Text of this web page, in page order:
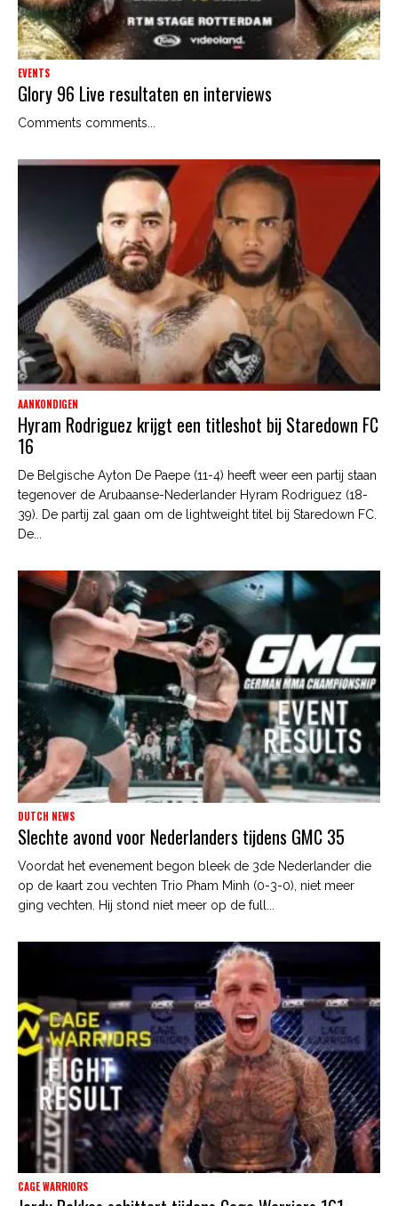
EVENTS
Glory 96 Live resultaten en interviews
Comments comments...
AANKONDIGEN
Hyram Rodriguez krijgt een titleshot bij Staredown FC
16
De Belgische Ayton De Paepe (11-4) heeft weer een partij staan
tegenover de Arubaanse-Nederlander Hyram Rodriguez (18-
39). De partij zal gaan om de lightweight titel bij Staredown FC.
De...
DUTCH NEWS
Slechte avond voor Nederlanders tijdens GMC 35
Voordat het evenement begon bleek de 3de Nederlander die
op de kaart zou vechten Trio Pham Minh (0-3-0), niet meer
ging vechten. Hij stond niet meer op de full...
CAGE WARRIORS